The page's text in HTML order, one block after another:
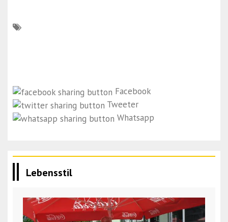
Facebook
Tweeter
Whatsapp
Lebensstil